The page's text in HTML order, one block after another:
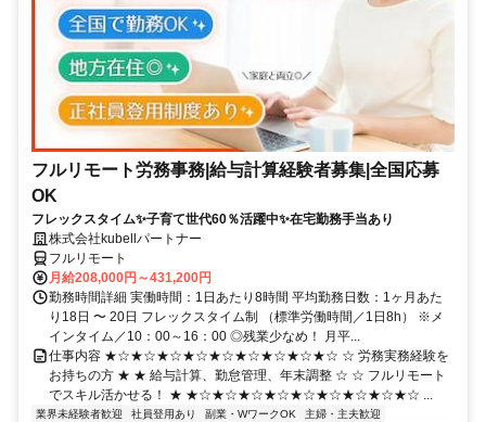
フルリモート労務事務|給与計算経験者募集|全国応募
OK
フレックスタイム✨子育て世代60％活躍中✨在宅勤務手当あり
株式会社kubellパートナー
フルリモート
月給208,000円～431,200円
勤務時間詳細 実働時間：1日あたり8時間 平均勤務日数：1ヶ月あた
り18日 〜 20日 フレックスタイム制 （標準労働時間／1日8h） ※メ
インタイム／10：00～16：00 ◎残業少なめ！ 月平...
仕事内容 ★☆★☆★☆★☆★☆★☆★☆★☆★☆ ☆ 労務実務経験を
お持ちの方 ★ ★ 給与計算、勤怠管理、年末調整 ☆ ☆ フルリモート
でスキル活かせる！ ★ ★☆★☆★☆★☆★☆★☆★☆★☆★☆ ...
業界未経験者歓迎 社員登用あり 副業・WワークOK
主婦・主夫歓迎